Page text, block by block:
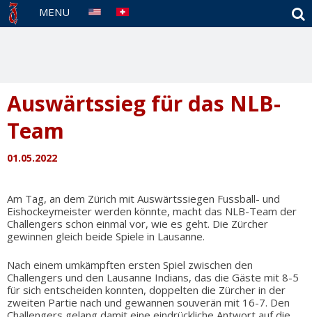
MENU
Auswärtssieg für das NLB-
Team
01.05.2022
Am Tag, an dem Zürich mit Auswärtssiegen Fussball- und
Eishockeymeister werden könnte, macht das NLB-Team der
Challengers schon einmal vor, wie es geht. Die Zürcher
gewinnen gleich beide Spiele in Lausanne.
Nach einem umkämpften ersten Spiel zwischen den
Challengers und den Lausanne Indians, das die Gäste mit 8-5
für sich entscheiden konnten, doppelten die Zürcher in der
zweiten Partie nach und gewannen souverän mit 16-7. Den